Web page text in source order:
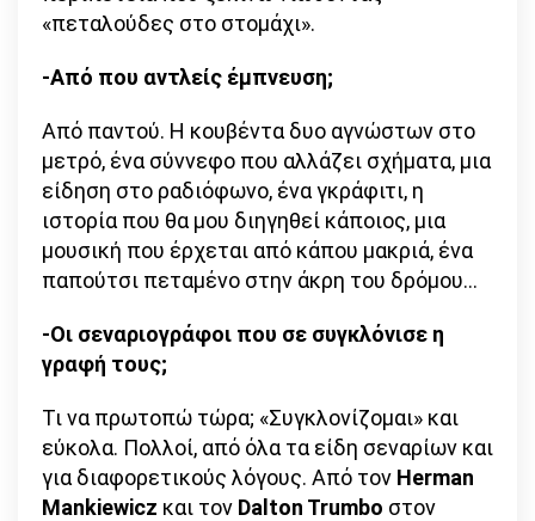
«πεταλούδες στο στομάχι».
-Από που αντλείς έμπνευση;
Από παντού. Η κουβέντα δυο αγνώστων στο
μετρό, ένα σύννεφο που αλλάζει σχήματα, μια
είδηση στο ραδιόφωνο, ένα γκράφιτι, η
ιστορία που θα μου διηγηθεί κάποιος, μια
μουσική που έρχεται από κάπου μακριά, ένα
παπούτσι πεταμένο στην άκρη του δρόμου…
-Οι σεναριογράφοι που σε συγκλόνισε η
γραφή τους;
Τι να πρωτοπώ τώρα; «Συγκλονίζομαι» και
εύκολα. Πολλοί, από όλα τα είδη σεναρίων και
για διαφορετικούς λόγους. Από τον Herman
Mankiewicz και τον Dalton Trumbo στον